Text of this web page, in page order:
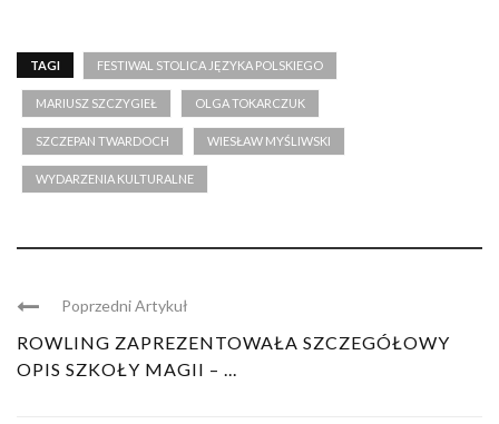
TAGI FESTIWAL STOLICA JĘZYKA POLSKIEGO
MARIUSZ SZCZYGIEŁ OLGA TOKARCZUK
SZCZEPAN TWARDOCH WIESŁAW MYŚLIWSKI
WYDARZENIA KULTURALNE
Poprzedni Artykuł
ROWLING ZAPREZENTOWAŁA SZCZEGÓŁOWY
OPIS SZKOŁY MAGII – ...